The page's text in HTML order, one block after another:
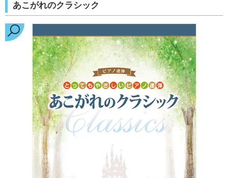
あこがれのクラシック